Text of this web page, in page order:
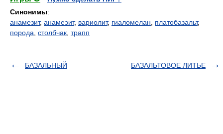
Синонимы:
анамезит, анамеэит, вариолит, гиаломелан платобазальт,
порода столбчак трапп
БАЗАЛЬНЫЙ БАЗАЛЬТОВОЕ ЛИТЬЕ